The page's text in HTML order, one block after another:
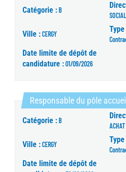
Catégorie :B
Ville :CERGY
Date limite de dépôt de
candidature :01/09/2026
Responsable du pôle
Catégorie :B
Ville :CERGY
Date limite de dépôt de